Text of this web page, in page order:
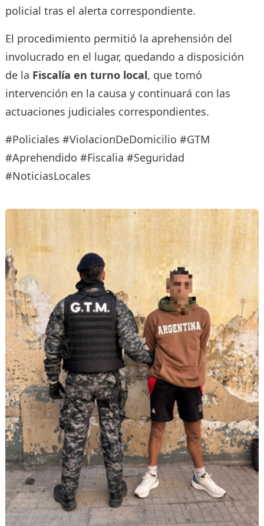
policial tras el alerta correspondiente.
El procedimiento permitió la aprehensión del
involucrado en el lugar, quedando a disposición
de la Fiscalía en turno local, que tomó
intervención en la causa y continuará con las
actuaciones judiciales correspondientes.
#Policiales #ViolacionDeDomicilio #GTM
#Aprehendido #Fiscalia #Seguridad
#NoticiasLocales